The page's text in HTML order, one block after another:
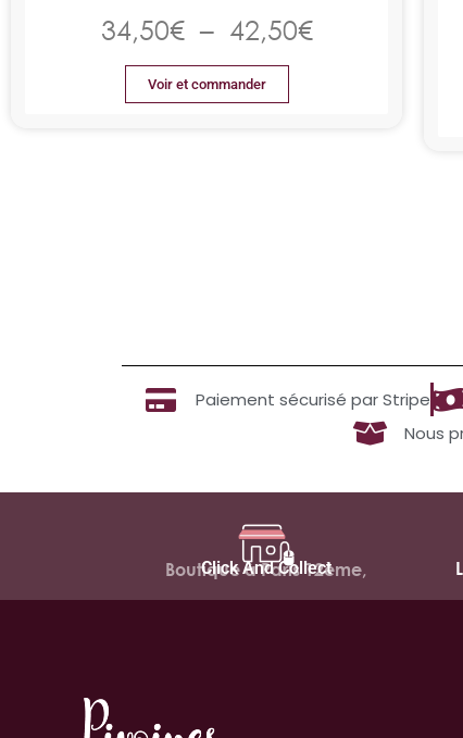
34,50€ – 42,50€
Voir et commander
Paiement sécurisé par Stripe
Nous
Click And Collect
Boutique à Paris 12ème,